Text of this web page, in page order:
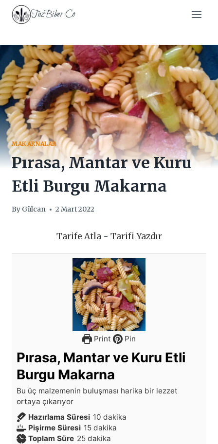
Skip
TuzBiber.Co
MAKARNALAR
Pırasa, Mantar ve Kuru
Etli Burgu Makarna
By Gülcan 2 Mart 2022
Tarife Atla- Tarifi Yazdır
Print Pin
Pırasa, Mantar ve Kuru Etli
Burgu Makarna
Bu üç malzemenin buluşması harika bir lezzet
ortaya çıkarıyor
Hazırlama Süresi 10d
a
k
dakika
Pişirme Süresi 15d
a
dakika
Toplam Süre 25ddakika